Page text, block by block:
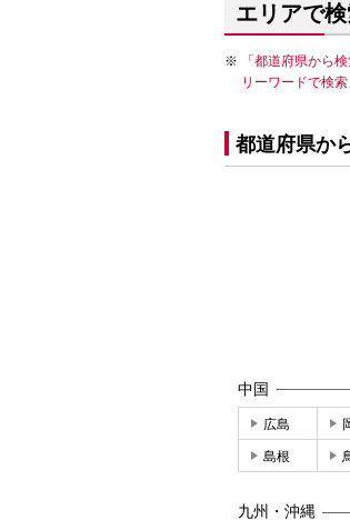
エリアで
「都道府県から
リーワードで検
都道府県か
中国
広島
島根
九州・沖縄